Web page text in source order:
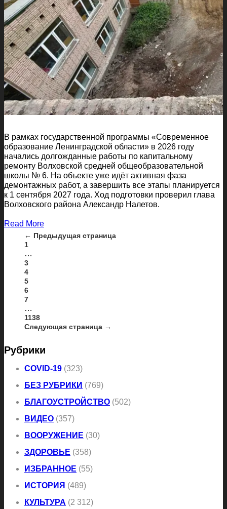
В рамках государственной программы «Современное
образование Ленинградской области» в 2026 году
начались долгожданные работы по капитальному
ремонту Волховской средней общеобразовательной
школы № 6. На объекте уже идёт активная фаза
демонтажных работ, а завершить все этапы планируется
к 1 сентября 2027 года. Ход подготовки проверил глава
Волховского района Александр Налетов.
Read More
← Предыдущая страница
1
…
3
4
5
6
7
…
1138
Следующая страница →
Рубрики
COVID-19 (323)
БЕЗ РУБРИКИ (769)
БЛАГОУСТРОЙСТВО (502)
ВИДЕО (357)
ВООРУЖЕНИЕ (30)
ЗДОРОВЬЕ (358)
ИЗБРАННОЕ (55)
ИСТОРИЯ (489)
КУЛЬТУРА (2 312)